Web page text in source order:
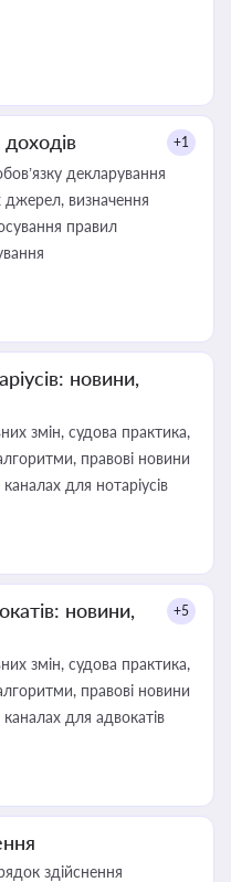
+1
декларування
джерел, визначення
правил
новини,
змін, судова практика,
правові новини
для нотаріусів
новини,
+5
змін, судова практика,
правові новини
для адвокатів
здійснення